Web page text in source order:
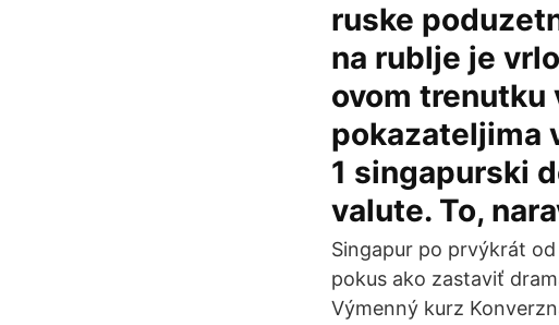
ruske
na rublje je
ovom trenutku
pokazateljima
1 singapurski
valute. To,
Singapur po prvýkrát
pokus ako zastaviť
Výmenný kurz